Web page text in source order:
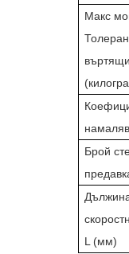
Макс
Брой
L (мм)